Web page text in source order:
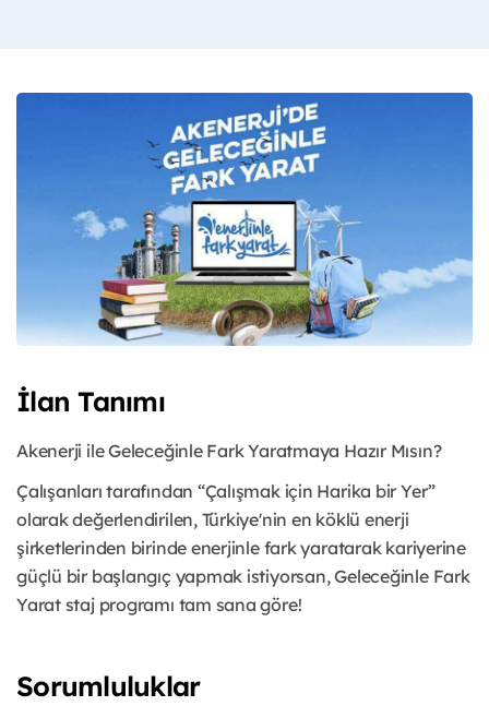
İlan Tanımı
Akenerji ile Geleceğinle Fark Yaratmaya Hazır Mısın?
Çalışanları tarafından “Çalışmak için Harika bir Yer”
olarak değerlendirilen, Türkiye'nin en köklü enerji
şirketlerinden birinde enerjinle fark yaratarak kariyerine
güçlü bir başlangıç yapmak istiyorsan, Geleceğinle Fark
Yarat staj programı tam sana göre!
Sorumluluklar